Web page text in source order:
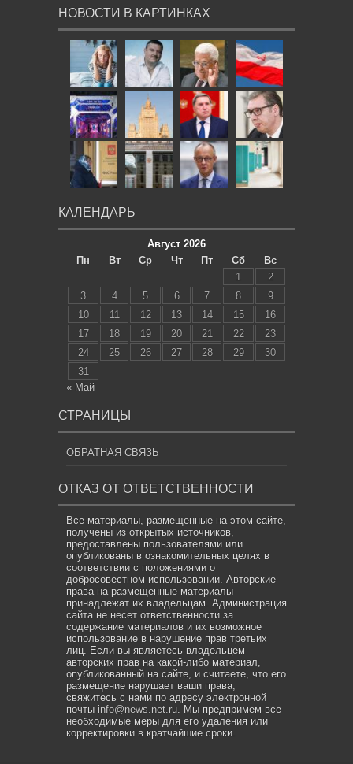
НОВОСТИ В КАРТИНКАХ
КАЛЕНДАРЬ
Август 2026
Пн
Вт Ср Чт Пт Сб
Вс
1
2
3
4 5 6 7 8
9
10
11 12 13 14 15
16
17
18 19 20 21 22
23
24
25 26 27 28 29
30
31
« Май
СТРАНИЦЫ
ОБРАТНАЯ СВЯЗЬ
ОТКАЗ ОТ ОТВЕТСТВЕННОСТИ
Все материалы, размещенные на этом сайте,
получены из открытых источников,
предоставлены пользователями или
опубликованы в ознакомительных целях в
соответствии с положениями о
добросовестном использовании. Авторские
права на размещенные материалы
принадлежат их владельцам. Администрация
сайта не несет ответственности за
содержание материалов и их возможное
использование в нарушение прав третьих
лиц. Если вы являетесь владельцем
авторских прав на какой-либо материал,
опубликованный на сайте, и считаете, что его
размещение нарушает ваши права,
свяжитесь с нами по адресу электронной
почты info@news.net.ru . Мы предпримем все
необходимые меры для его удаления или
корректировки в кратчайшие сроки.